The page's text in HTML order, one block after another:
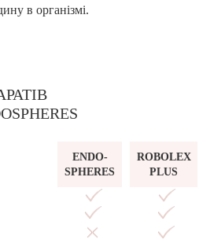
в організмі.
ENDO-
SPHERES
ROBOLEX
PLUS